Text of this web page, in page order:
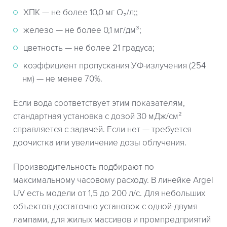
ХПК — не более 10,0 мг О₂/л;;
железо — не более 0,1 мг/дм³;
цветность — не более 21 градуса;
коэффициент пропускания УФ-излучения (254
нм) — не менее 70%.
Если вода соответствует этим показателям,
стандартная установка с дозой 30 мДж/см²
справляется с задачей. Если нет — требуется
доочистка или увеличение дозы облучения.
Производительность подбирают по
максимальному часовому расходу. В линейке Argel
UV есть модели от 1,5 до 200 л/с. Для небольших
объектов достаточно установок с одной-двумя
лампами, для жилых массивов и промпредприятий